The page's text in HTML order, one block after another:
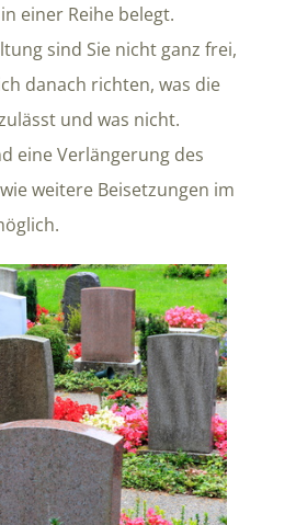
einer Reihe belegt.
sind Sie nicht ganz frei,
danach richten, was die
und was nicht.
eine Verlängerung des
weitere Beisetzungen im